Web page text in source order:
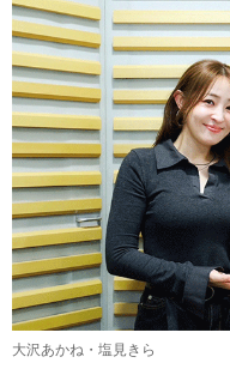
大沢あかね・塩見きら